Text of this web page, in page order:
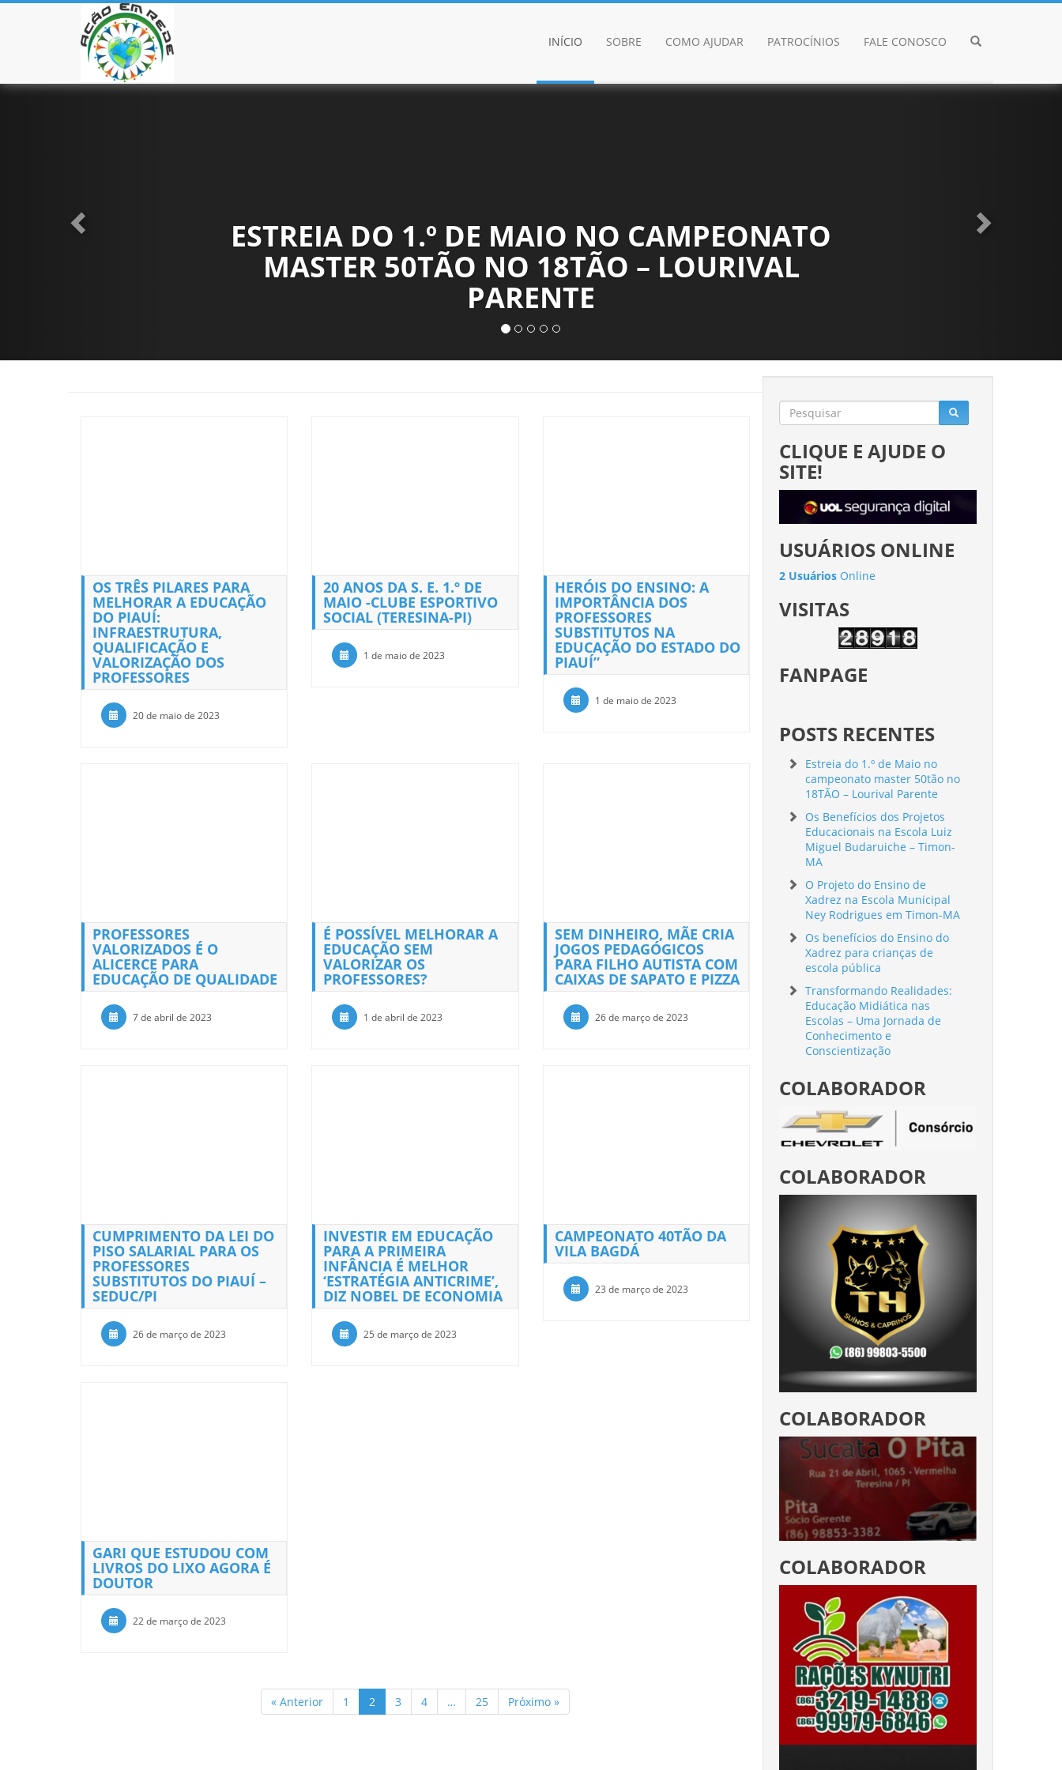
INÍCIO SOBRE COMO AJUDAR PATROCÍNIOS FALE CONOSCO
ESTREIA DO 1.º DE MAIO NO CAMPEONATO
MASTER 50TÃO NO 18TÃO – LOURIVAL
PARENTE
Anterior Próximo
OS TRÊS PILARES PARA
MELHORAR A EDUCAÇÃO
DO PIAUÍ:
INFRAESTRUTURA,
QUALIFICAÇÃO E
VALORIZAÇÃO DOS
PROFESSORES
20 de maio de 2023
20 ANOS DA S. E. 1.º DE
MAIO -CLUBE ESPORTIVO
SOCIAL (TERESINA-PI)
1 de maio de 2023
HERÓIS DO ENSINO: A
IMPORTÂNCIA DOS
PROFESSORES
SUBSTITUTOS NA
EDUCAÇÃO DO ESTADO DO
PIAUÍ”
1 de maio de 2023
PROFESSORES
VALORIZADOS É O
ALICERCE PARA
EDUCAÇÃO DE QUALIDADE
7 de abril de 2023
É POSSÍVEL MELHORAR A
EDUCAÇÃO SEM
VALORIZAR OS
PROFESSORES?
1 de abril de 2023
SEM DINHEIRO, MÃE CRIA
JOGOS PEDAGÓGICOS
PARA FILHO AUTISTA COM
CAIXAS DE SAPATO E PIZZA
26 de março de 2023
CUMPRIMENTO DA LEI DO
PISO SALARIAL PARA OS
PROFESSORES
SUBSTITUTOS DO PIAUÍ –
SEDUC/PI
26 de março de 2023
INVESTIR EM EDUCAÇÃO
PARA A PRIMEIRA
INFÂNCIA É MELHOR
‘ESTRATÉGIA ANTICRIME’,
DIZ NOBEL DE ECONOMIA
25 de março de 2023
CAMPEONATO 40TÃO DA
VILA BAGDÁ
23 de março de 2023
GARI QUE ESTUDOU COM
LIVROS DO LIXO AGORA É
DOUTOR
22 de março de 2023
« Anterior 1 2 3 4 … 25 Próximo »
CLIQUE E AJUDE O
SITE!
USUÁRIOS ONLINE
2 UsuáriosOnline
VISITAS
FANPAGE
POSTS RECENTES
Estreia do 1.º de Maio no
campeonato master 50tão no
18TÃO – Lourival Parente
Os Benefícios dos Projetos
Educacionais na Escola Luiz
Miguel Budaruiche – Timon-
MA
O Projeto do Ensino de
Xadrez na Escola Municipal
Ney Rodrigues em Timon-MA
Os benefícios do Ensino do
Xadrez para crianças de
escola pública
Transformando Realidades:
Educação Midiática nas
Escolas – Uma Jornada de
Conhecimento e
Conscientização
COLABORADOR
COLABORADOR
COLABORADOR
COLABORADOR